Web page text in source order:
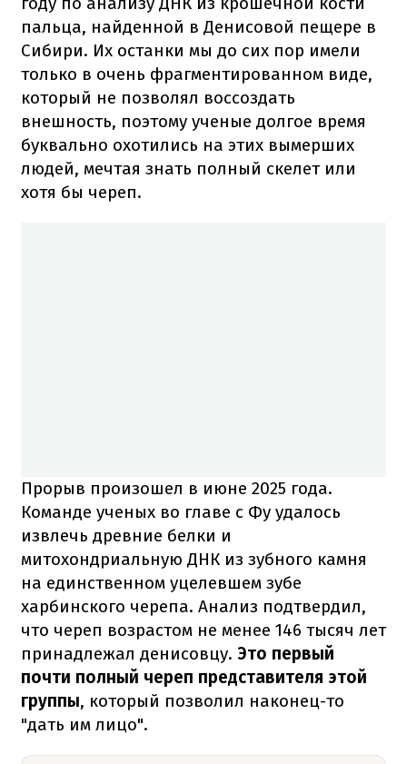
пальца, найденной в Денисовой пещере в
Сибири. Их останки мы до сих пор имели
только в очень фрагментированном виде,
который не позволял воссоздать
внешность, поэтому ученые долгое время
буквально охотились на этих вымерших
людей, мечтая знать полный скелет или
хотя бы череп.
Прорыв произошел в июне 2025 года.
Команде ученых во главе с Фу удалось
извлечь древние белки и
митохондриальную ДНК из зубного камня
на единственном уцелевшем зубе
харбинского черепа. Анализ подтвердил,
что череп возрастом не менее 146 тысяч лет
принадлежал денисовцу. Это первый
почти полный череп представителя этой
группы, который позволил наконец-то
"дать им лицо".